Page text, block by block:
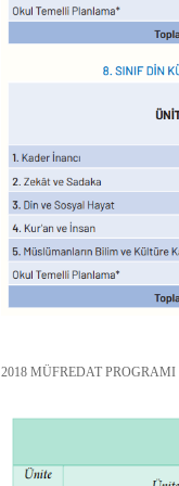
2018 MÜFREDAT PROGRAMI